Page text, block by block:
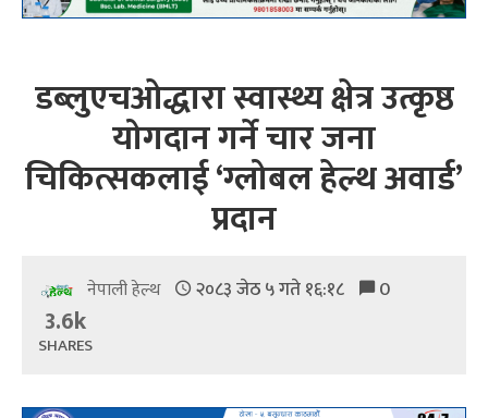
डब्लुएचओद्धारा स्वास्थ्य क्षेत्र उत्कृष्ठ
योगदान गर्ने चार जना
चिकित्सकलाई ‘ग्लोबल हेल्थ अवार्ड’
प्रदान
नेपाली हेल्थ २०८३ जेठ ५ गते १६:१८ 0
3.6k
SHARES